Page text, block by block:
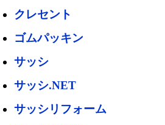
クレセント
ゴムパッキン
サッシ
サッシ.NET
サッシリフォーム